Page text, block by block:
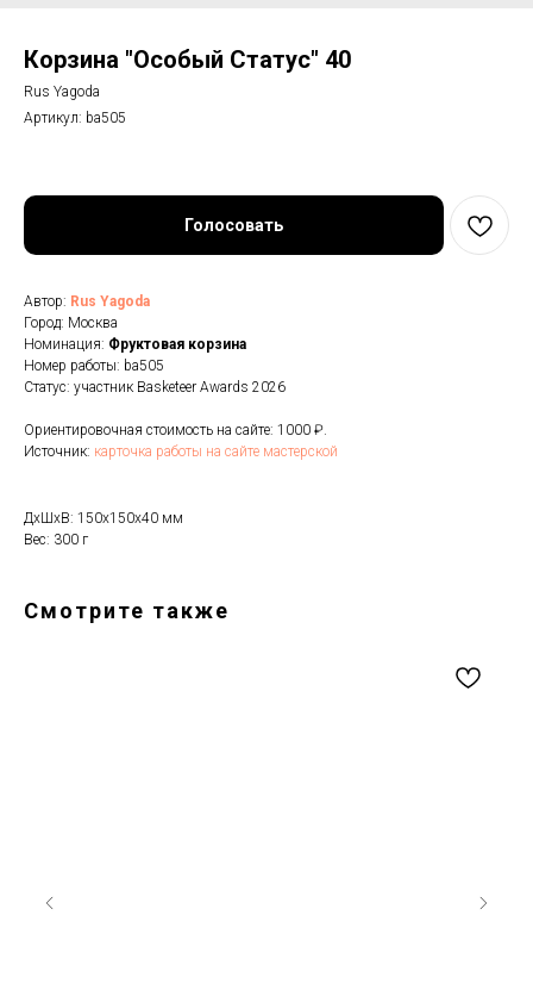
Корзина "Особый Статус" 40
Rus Yagoda
Артикул: ba505
Голосовать
Автор: Rus Yagoda
Город: Москва
Номинация: Фруктовая корзина
Номер работы: ba505
Статус: участник Basketeer Awards 2026
Ориентировочная стоимость на сайте: 1000 ₽.
Источник: карточка работы на сайте мастерской
ДxШxВ: 150x150x40 мм
Вес: 300 г
Смотрите также